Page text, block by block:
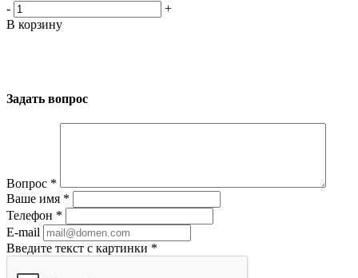
-
+
В корзину
Задать вопрос
Вопрос *
Ваше имя *
Телефон *
E-mail
Введите текст с картинки *